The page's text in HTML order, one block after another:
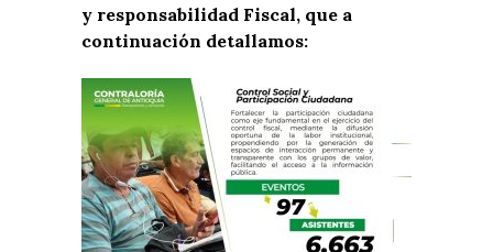
y responsabilidad Fiscal, que a
continuación detallamos: